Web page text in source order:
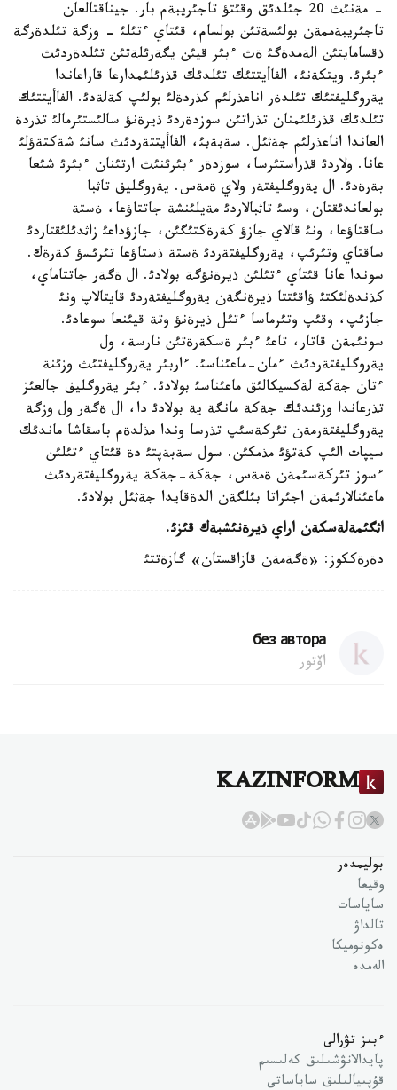
- مةنئث 20 جئلدئق وقئتؤ تاجئريبةم بار. جيناقتالعان
تاجئريبةممةن بولئسةتئن بولسام، قئتاي ءتئلئ - وزگة تئلدةرگة
ذقسامايتئن الةمدةگئ ةث ءبئر قيئن يگةرئلةتئن تئلدةردئث
ءبئرئ. ويتكةنئ، الفاأيتتئك تئلدئك قذرئلئمدارعا قاراعاندا
يةروگليفتئك تئلدةر اناعذرلئم كذردةلئ بولئپ كةلةدئ. الفاأيتتئك
تئلدئك قذرئلئمنان تذراتئن سوزدةردئ ذيرةنؤ سالئستئرمالئ تذردة
العاندا اناعذرلئم جةثئل. سةبةبئ، الفاأيتتةردئث سانئ شةكتةؤلئ
عانا. ولاردئ قذراستئرسا، سوزدةر ءبئرئنئث ارتئنان ءبئرئ شئعا
بةرةدئ. ال يةروگليفتةر ولاي ةمةس. يةروگليف تاثبا
بولعاندئقتان، وسئ تاثبالاردئ مةيلئنشة جاتتاؤعا، ةستة
ساقتاؤعا، ونئ قالاي جازؤ كةرةكتئگئن، جازؤداعئ زاثدئلئقتاردئ
ساقتاي وتئرئپ، يةروگليفتةردئ ةستة ذستاؤعا تئرئسؤ كةرةك.
سوندا عانا قئتاي ءتئلئن ذيرةنؤگة بولادئ. ال ةگةر جاتتاماي،
كذندةلئكتئ ؤاقئتتا ذيرةنگةن يةروگليفتةردئ قايتالاپ ونئ
جازئپ، وقئپ وتئرماسا ءتئل ذيرةنؤ وتة قيئنعا سوعادئ.
سونئمةن قاتار، تاعئ ءبئر ةسكةرةتئن نارسة، ول
يةروگليفتةردئث ءمان-ماعئناسئ. ءاربئر يةروگليفتئث وزئنة
ءتان جةكة لةكسيكالئق ماعئناسئ بولادئ. ءبئر يةروگليف جالعئز
تذرعاندا وزئندئك جةكة مانگة ية بولادئ دا، ال ةگةر ول وزگة
يةروگليفتةرمةن تئركةسئپ تذرسا وندا مذلدةم باسقاشا ماندئك
سيپات الئپ كةتؤئ مذمكئن. سول سةبةپتئ دة قئتاي ءتئلئن
ءسوز تئركةسئمةن ةمةس، جةكة-جةكة يةروگليفتةردئث
ماعئنالارئمةن اجئراتا بئلگةن الدةقايدا جةثئل بولادئ.
اثگئمةلةسكةن اراي ذيرةنئشبةك قئزئ.
دةرةككوز: «ةگةمةن قازاقستان» گازةتتئ
без автора
اۆتور
KAZINFORM
بوليمدەر
وقيعا
ساياسات
تالداۋ
ەكونوميكا
الەمدە
ءبىز تۋرالى
پايدالانۋشىلىق كەلىسىم
قۇپىيالىلىق ساياساتى